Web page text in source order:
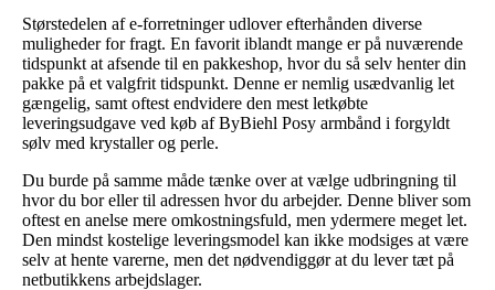
Størstedelen af e-forretninger udlover efterhånden diverse
muligheder for fragt. En favorit iblandt mange er på nuværende
tidspunkt at afsende til en pakkeshop, hvor du så selv henter din
pakke på et valgfrit tidspunkt. Denne er nemlig usædvanlig let
gængelig, samt oftest endvidere den mest letkøbte
leveringsudgave ved køb af ByBiehl Posy armbånd i forgyldt
sølv med krystaller og perle.
Du burde på samme måde tænke over at vælge udbringning til
hvor du bor eller til adressen hvor du arbejder. Denne bliver som
oftest en anelse mere omkostningsfuld, men ydermere meget let.
Den mindst kostelige leveringsmodel kan ikke modsiges at være
selv at hente varerne, men det nødvendiggør at du lever tæt på
netbutikkens arbejdslager.